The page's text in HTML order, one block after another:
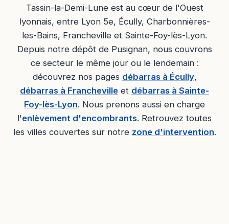
Tassin-la-Demi-Lune est au cœur de l'Ouest
lyonnais, entre Lyon 5e, Écully, Charbonnières-
les-Bains, Francheville et Sainte-Foy-lès-Lyon.
Depuis notre dépôt de Pusignan, nous couvrons
ce secteur le même jour ou le lendemain :
découvrez nos pages débarras à Écully,
débarras à Francheville et débarras à Sainte-
Foy-lès-Lyon. Nous prenons aussi en charge
l'enlèvement d'encombrants. Retrouvez toutes
les villes couvertes sur notre zone d'intervention.